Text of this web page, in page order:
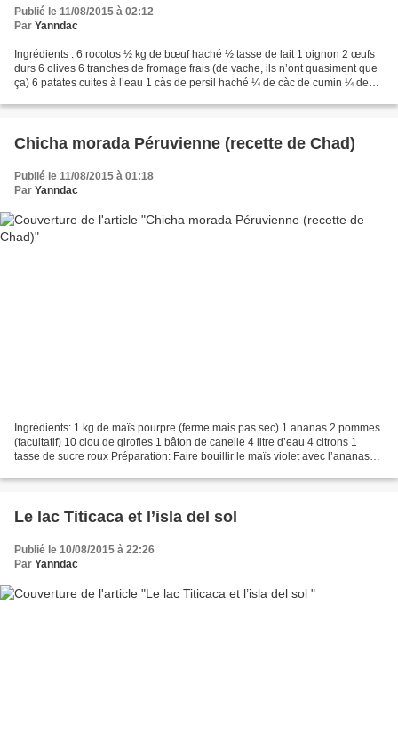
Publié le 11/08/2015 à 02:12
Par Yanndac
Ingrédients : 6 rocotos ½ kg de bœuf haché ½ tasse de lait 1 oignon 2 œufs
durs 6 olives 6 tranches de fromage frais (de vache, ils n’ont quasiment que
ça) 6 patates cuites à l’eau 1 càs de persil haché ¼ de càc de cumin ¼ de
Chicha morada Péruvienne (recette de Chad)
Publié le 11/08/2015 à 01:18
Par Yanndac
Ingrédients: 1 kg de maïs pourpre (ferme mais pas sec) 1 ananas 2 pommes
(facultatif) 10 clou de girofles 1 bâton de canelle 4 litre d’eau 4 citrons 1
tasse de sucre roux Préparation: Faire bouillir le maïs violet avec l’ananas
Le lac Titicaca et l’isla del sol
Publié le 10/08/2015 à 22:26
Par Yanndac